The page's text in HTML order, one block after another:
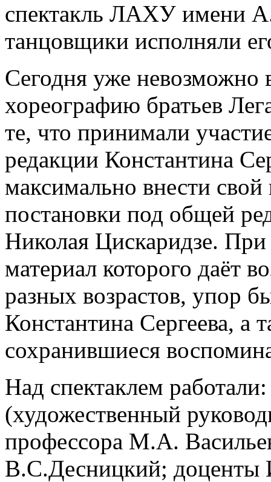
спектакль ЛАХУ имени
танцовщики исполняли
Сегодня уже невозможно
хореографию братьев
те, что принимали
редакции Константина
максимально внести
постановки под общей
Николая Цискаридзе. При
материал которого даёт
разных возрастов, упор
Константина Сергеева, а
сохранившиеся
Над спектаклем
(художественный
профессора М.А.
В.С.Десницкий;